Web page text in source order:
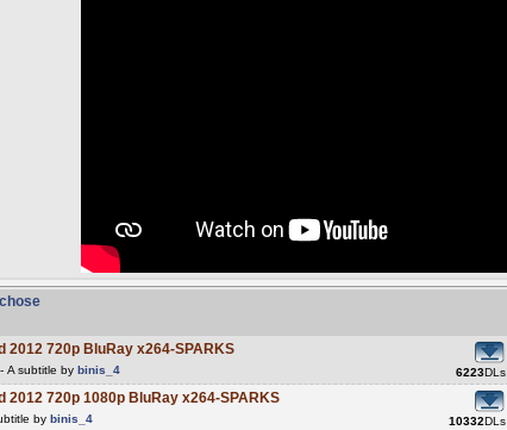
2012 720p BluRay x264-SPARKS
A subtitle by binis_4 6223DLs
2012 720p 1080p BluRay x264-SPARKS
by binis_4 10332DLs